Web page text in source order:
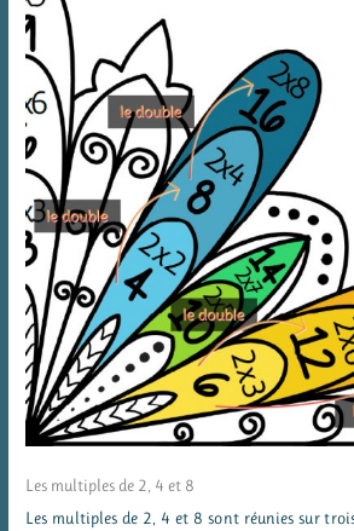
Les multiples de 2, 4 et 8
Les multiples de 2, 4 et 8 sont réunies sur